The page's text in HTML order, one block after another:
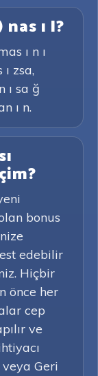
ı l?
ı n ı
zsa,
ı sa ğ
ı n.
bonus
edebilir
Hiçbir
önce her
cep
ve
Geri